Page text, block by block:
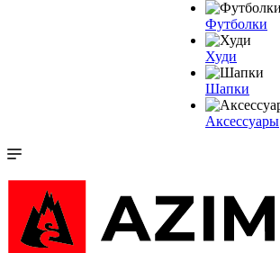
Футболки
Худи
Шапки
Аксессуары